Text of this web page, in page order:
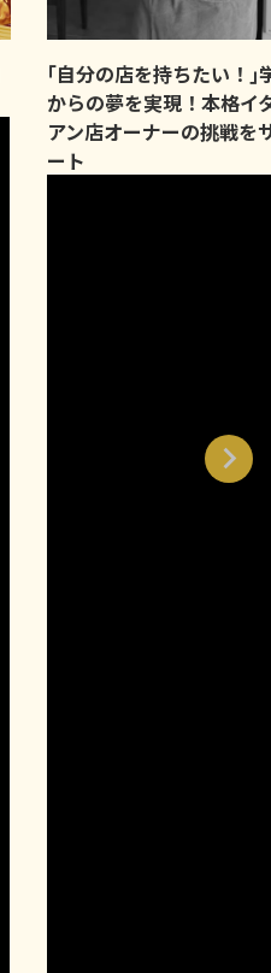
｢自分の店を持ちたい！｣
からの夢を実現！本格イ
アン店オーナーの挑戦を
ート